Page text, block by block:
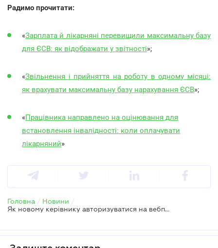
Радимо прочитати:
«Зарплата й лікарняні перевищили максимальну базу
для ЄСВ: як відображати у звітності»;
«Звільнення і прийняття на роботу в одному місяці:
як врахувати максимальну базу нарахування ЄСВ»;
«Працівника направлено на оцінювання для
встановлення інвалідності: коли оплачувати
лікарняний»
Головна / Новини /
Як новому керівнику авторизуватися на вебпорталі ПФУ